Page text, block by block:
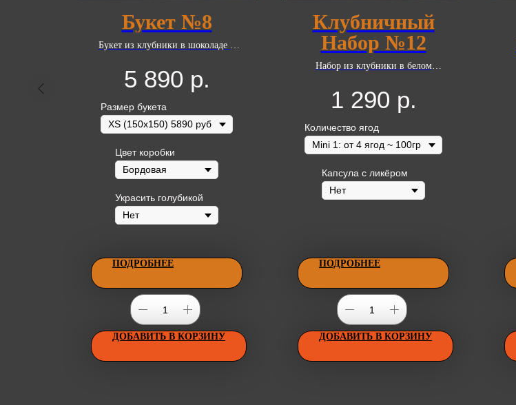
Букет №8
Букет из клубники в шоколаде в
5 890 р.
Размер букета
Цвет коробки
Украсить голубикой
ПОДРОБНЕЕ
ДОБАВИТЬ В КОРЗИНУ
Клубничный
Набор №12
Набор из клубники в белом
сублимированной малины и
смородины.
1 290 р.
Количество ягод
Капсула с ликёром
ПОДРОБНЕЕ
ДОБАВИТЬ В КОРЗИНУ